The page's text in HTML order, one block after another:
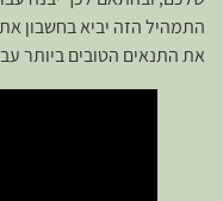
התמהיל הזה יביא בחשבון
את התנאים הטובים ביותר